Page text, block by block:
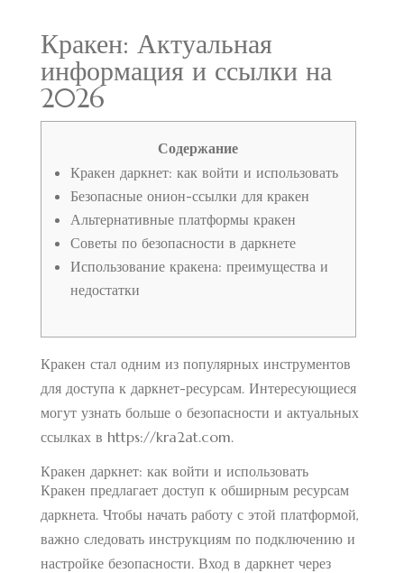
Кракен: Актуальная
информация и ссылки на
2026
Содержание
Кракен даркнет: как войти и использовать
Безопасные онион-ссылки для кракен
Альтернативные платформы кракен
Советы по безопасности в даркнете
Использование кракена: преимущества и
недостатки
Кракен стал одним из популярных инструментов
для доступа к даркнет-ресурсам. Интересующиеся
могут узнать больше о безопасности и актуальных
ссылках в https://kra2at.com.
Кракен даркнет: как войти и использовать
Кракен предлагает доступ к обширным ресурсам
даркнета. Чтобы начать работу с этой платформой,
важно следовать инструкциям по подключению и
настройке безопасности. Вход в даркнет через